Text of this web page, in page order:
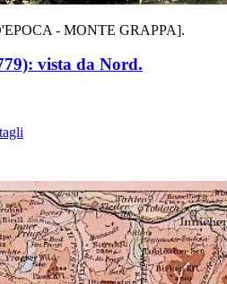
- MONTE GRAPPA].
vista da Nord.